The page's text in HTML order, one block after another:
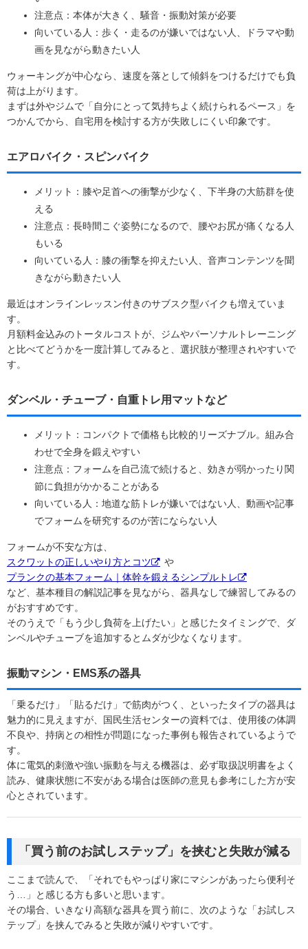
注意点：本体が大きく、騒音・振動対策が必要
向いている人：歩く・走るのが嫌いではない人、ドラマや動
画を見ながら動きたい人
ウォーキングが中心なら、速度を落として傾斜をつけるだけでも負
荷は上がります。
まずは外やジムで「自分にとって気持ちよく続けられるペース」を
つかんでから、自宅用を検討する方が失敗しにくい印象です。
エアロバイク・スピンバイク
メリット：膝や足首への衝撃が少なく、下半身の大筋群を使
える
注意点：長時間こぐ姿勢になるので、腰やお尻が痛くなる人
もいる
向いている人：膝の衝撃を抑えたい人、音声コンテンツを聞
きながら動きたい人
最近はオンラインレッスン付きのサブスク型バイクも増えていま
す。
月額料金込みのトータルコストが、ジムやパーソナルトレーニング
と比べてどうかを一度計算してみると、選択肢が整理されやすいで
す。
ダンベル・チューブ・自重トレ用マットなど
メリット：コンパクトで価格も比較的リーズナブル。組み合
わせで全身を鍛えやすい
注意点：フォームを自己流で続けると、効きが弱かったり関
節に負担がかかることがある
向いている人：地道な筋トレが嫌いではない人、動画や記事
でフォームを研究するのが苦にならない人
フォームが不安な方は、
スクワットの正しいやり方とコツ
や
プランクの基本フォーム｜体幹を鍛えるシンプルトレ
など、基本種目の解説記事を見ながら、器具なしで練習してみるの
がおすすめです。
そのうえで「もう少し負荷を上げたい」と感じたタイミングで、ダ
ンベルやチューブを追加するとムダが少なくなります。
振動マシン・EMS系の器具
「乗るだけ」「貼るだけ」で筋肉がつく、といったタイプの器具は
魅力的に見えますが、国民生活センターの資料では、使用後の体調
不良や、持病との相性が問題になった事例も報告されているようで
す。
体に電気的刺激や強い振動を与える機器は、必ず取扱説明書をよく
読み、健康状態に不安がある場合は医師の意見も参考にした方が安
心とされています。
「買う前のお試しステップ」を挟むと失敗が減る
ここまで読んで、「それでもやっぱり家にマシンがあったら便利そ
う…」と感じる方も多いと思います。
その場合、いきなり高額な器具を買う前に、次のような「お試しス
テップ」を挟んでみると失敗が減りやすいです。